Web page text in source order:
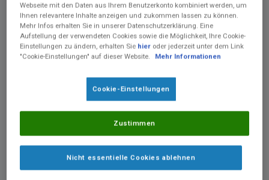
Das FAQ-Dokument (Frequently Asked Questions) bietet eine
kompakte Übersicht zu häufig gestellten Fragen rund um das
Andickungspulver ThickenUP®clear. Es enthält wichtige
Informationen zur richtigen Lagerung, Haltbarkeit und Anwendung
sowie detaillierte Angaben zum Produkt und dessen Eignung für
verschiedene Patient:innengruppen.
Webseite mit den Daten aus Ihrem Benutzerkonto kombiniert werden, um
Ihnen relevantere Inhalte anzeigen und zukommen lassen zu können.
Mehr Infos erhalten Sie in unserer Datenschutzerklärung. Eine
Aufstellung der verwendeten Cookies sowie die Möglichkeit, Ihre Cookie-
Einstellungen zu ändern, erhalten Sie hier oder jederzeit unter dem Link
"Cookie-Einstellungen" auf dieser Website.
Mehr Informationen
Cookie-Einstellungen
Nicht essentielle Cookies ablehnen
Zustimmen